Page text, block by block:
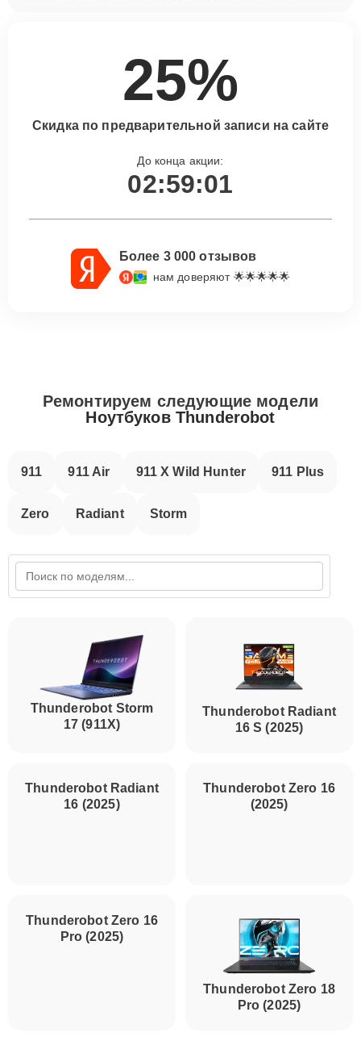
25%
Скидка по предварительной записи на сайте
До конца акции:
02:59:00
Более 3 000 отзывов
нам доверяют 🌟🌟🌟🌟🌟
Ремонтируем следующие модели
Ноутбуков Thunderobot
911 911 Air 911 X Wild Hunter 911 Plus
Zero Radiant Storm
Thunderobot Storm
17 (911X)
Thunderobot Radiant
16 S (2025)
Thunderobot Zero 18